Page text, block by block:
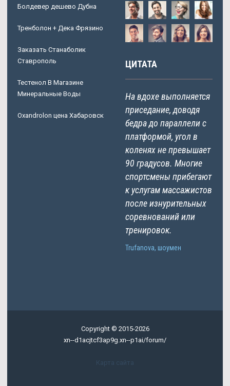
Болдевер дешево Дубна
Тренболон + Дека Фрязино
Заказать Станаболик
Ставрополь
Тестенол В Магазине
Минеральные Воды
Oxandrolon цена Хабаровск
ЦИТАТА
На вдохе выполняется
приседание, доводя
бедра до параллели с
платформой, угол в
коленях не превышает
90 градусов. Многие
спортсмены прибегают
к услугам массажистов
после изнурительных
соревнований или
тренировок.
Trufanova, шоумен
Copyright © 2015-2026
xn--d1acjtcf3ap9g.xn--p1ai/forum/
Карта сайта